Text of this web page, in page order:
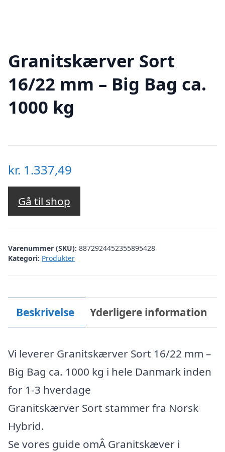
Granitskærver Sort
16/22 mm – Big Bag ca.
1000 kg
kr. 1.337,49
Gå til shop
Varenummer (SKU): 8872924452355895428
Kategori: Produkter
Beskrivelse Yderligere information
Vi leverer Granitskærver Sort 16/22 mm –
Big Bag ca. 1000 kg i hele Danmark inden
for 1-3 hverdage
Granitskærver Sort stammer fra Norsk
Hybrid.
Se vores guide omÂ Granitskæver i